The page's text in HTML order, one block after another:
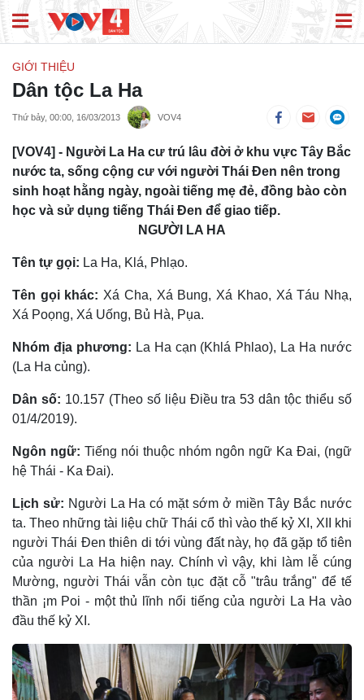
GIỚI THIỆU
Dân tộc La Ha
Thứ bảy, 00:00, 16/03/2013 VOV4
[VOV4] - Người La Ha cư trú lâu đời ở khu vực Tây Bắc
nước ta, sống cộng cư với người Thái Đen nên trong
sinh hoạt hằng ngày, ngoài tiếng mẹ đẻ, đồng bào còn
học và sử dụng tiếng Thái Đen để giao tiếp.
NGƯỜI LA HA
Tên tự gọi: La Ha, Klá, Phlạo.
Tên gọi khác: Xá Cha, Xá Bung, Xá Khao, Xá Táu Nhạ,
Xá Poọng, Xá Uống, Bủ Hà, Pụa.
Nhóm địa phương: La Ha cạn (Khlá Phlao), La Ha nước
(La Ha củng).
Dân số: 10.157 (Theo số liệu Điều tra 53 dân tộc thiểu số
01/4/2019).
Ngôn ngữ: Tiếng nói thuộc nhóm ngôn ngữ Ka Ðai, (ngữ
hệ Thái - Ka Ðai).
Lịch sử: Người La Ha có mặt sớm ở miền Tây Bắc nước
ta. Theo những tài liệu chữ Thái cổ thì vào thế kỷ XI, XII khi
người Thái Ðen thiên di tới vùng đất này, họ đã gặp tổ tiên
của người La Ha hiện nay. Chính vì vậy, khi làm lễ cúng
Mường, người Thái vẫn còn tục đặt cỗ "trâu trắng" để tế
thần ¡m Poi - một thủ lĩnh nổi tiếng của người La Ha vào
đầu thế kỷ XI.